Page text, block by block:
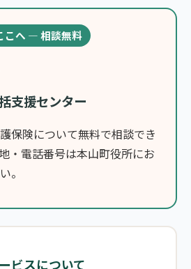
こへ — 相談無料
支援センター
保険について無料で相談でき
・電話番号は本山町役所にお
。
ビスについて